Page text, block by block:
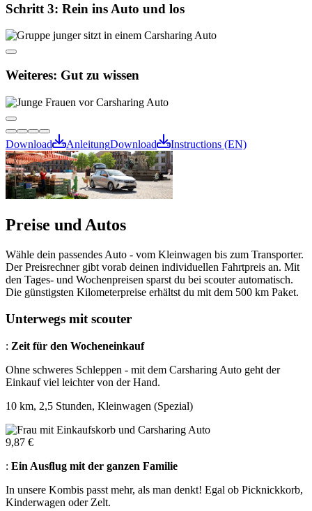
Schritt 3: Rein ins Auto und los
Weiteres: Gut zu wissen
Download AnleitungDownload Instructions (EN)
Preise und Autos
Wähle dein passendes Auto - vom Kleinwagen bis zum Transporter.
Der Preisrechner gibt vorab deinen individuellen Fahrtpreis an. Mit
den Tages- und Wochenpreisen sparst du bei scouter automatisch.
Die günstigsten Kilometerpreise erhältst du mit dem 500 km Paket.
Unterwegs mit scouter
: Zeit für den Wocheneinkauf
Ohne schweres Schleppen - mit dem Carsharing Auto geht der
Einkauf viel leichter von der Hand.
10 km, 2,5 Stunden, Kleinwagen (Spezial)
9,87 €
: Ein Ausﬂug mit der ganzen Familie
In unsere Kombis passt mehr, als man denkt! Egal ob Picknickkorb,
Kinderwagen oder Zelt.